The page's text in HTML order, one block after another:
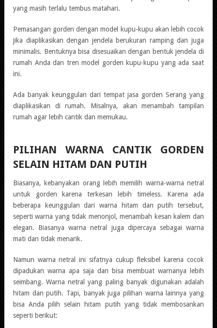
yang masih terlalu tembus matahari.
Pemasangan gorden dengan model kupu-kupu akan lebih cocok
jika diaplikasikan dengan jendela berukuran ramping dan juga
minimalis. Bentuknya bisa disesuaikan dengan bentuk jendela di
rumah Anda dan tren model gorden kupu-kupu yang ada saat
ini.
Ada banyak keunggulan dari tempat jasa gorden Serang yang
diaplikasikan di rumah. Misalnya, akan menambah tampilan
rumah agar lebih cantik dan memukau.
PILIHAN WARNA CANTIK GORDEN
SELAIN HITAM DAN PUTIH
Biasanya, kebanyakan orang lebih memilih warna-warna netral
untuk gorden karena terkesan lebih timeless. Karena ada
beberapa keunggulan dari warna hitam dan putih tersebut,
seperti warna yang tidak menonjol, menambah kesan kalem dan
elegan. Biasanya warna netral juga dipercaya sebagai warna
mati dan tidak menarik.
Namun warna netral ini sifatnya cukup fleksibel karena cocok
dipadukan warna apa saja dan bisa membuat warnanya lebih
seimbang. Warna netral yang paling banyak digunakan adalah
hitam dan putih. Tapi, banyak juga pilihan warna lainnya yang
bisa Anda pilih selain hitam putih yang tidak membosankan
seperti berikut: